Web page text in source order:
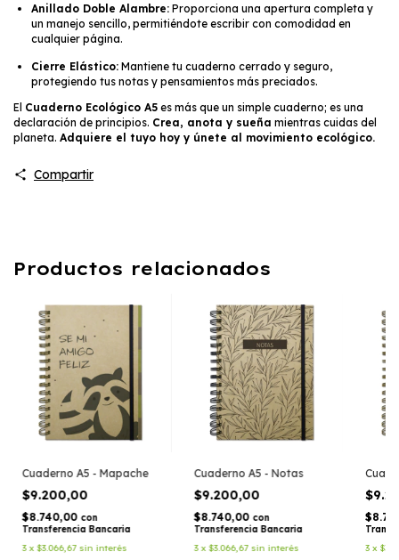
Anillado Doble Alambre: Proporciona una apertura completa y
un manejo sencillo, permitiéndote escribir con comodidad en
cualquier página.
Cierre Elástico: Mantiene tu cuaderno cerrado y seguro,
protegiendo tus notas y pensamientos más preciados.
El Cuaderno Ecológico A5 es más que un simple cuaderno; es una
declaración de principios. Crea, anota y sueña mientras cuidas del
planeta. Adquiere el tuyo hoy y únete al movimiento ecológico.
Compartir
Productos relacionados
Cuaderno A5 - Mapache
$9.200,00
$8.740,00 con
Transferencia Bancaria
3 x$3.066,67 sin interés
Cuaderno A5 - Notas
$9.200,00
$8.740,00 con
Transferencia Bancaria
3 x$3.066,67 sin interés
3 x